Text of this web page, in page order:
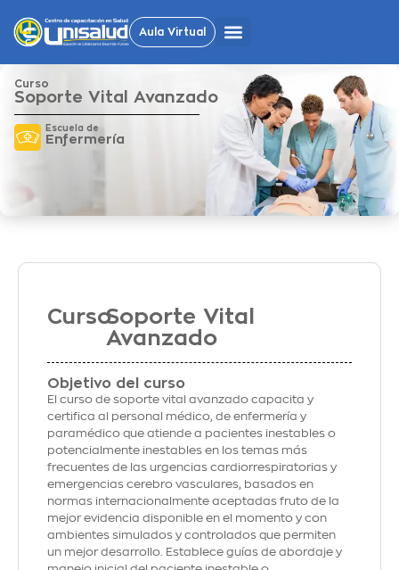
Aula Virtual
Curso
Soporte Vital Avanzado
Escuela de
Enfermería
CursoSoporte Vital
Avanzado
Objetivo del curso
El curso de soporte vital avanzado capacita y
certifica al personal médico, de enfermería y
paramédico que atiende a pacientes inestables o
potencialmente inestables en los temas más
frecuentes de las urgencias cardiorrespiratorias y
emergencias cerebro vasculares, basados en
normas internacionalmente aceptadas fruto de la
mejor evidencia disponible en el momento y con
ambientes simulados y controlados que permiten
un mejor desarrollo. Establece guías de abordaje y